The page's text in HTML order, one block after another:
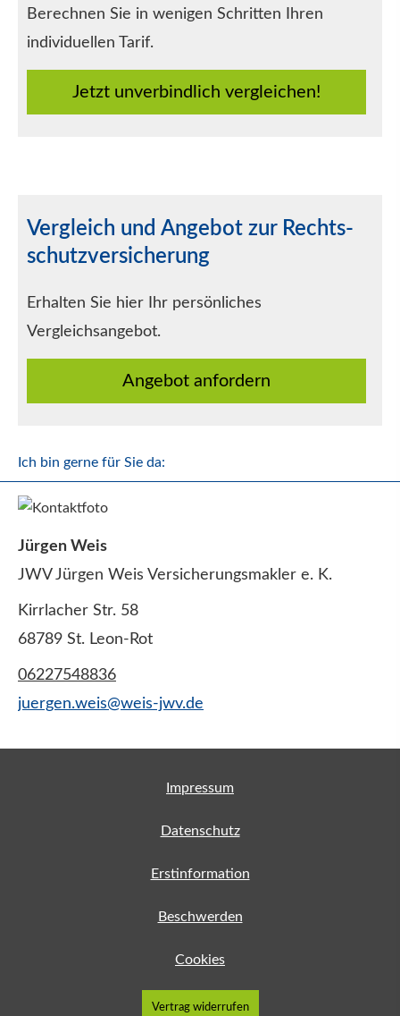
Berechnen Sie in wenigen Schritten Ihren
individuellen Tarif.
Jetzt unverbindlich ver­gleichen!
Vergleich und Angebot zur Rechts­
schutz­ver­si­che­rung
Erhalten Sie hier Ihr persönliches
Vergleichsangebot.
An­ge­bot an­for­dern
Ich bin gerne für Sie da:
Jürgen Weis
JWV Jürgen Weis Ver­sicherungs­makler e. K.
Kirrlacher Str. 58
68789 St. Leon-Rot
06227548836
juergen.weis@weis-jwv.de
Impressum
Datenschutz
Erstinformation
Beschwerden
Cookies
Vertrag widerrufen